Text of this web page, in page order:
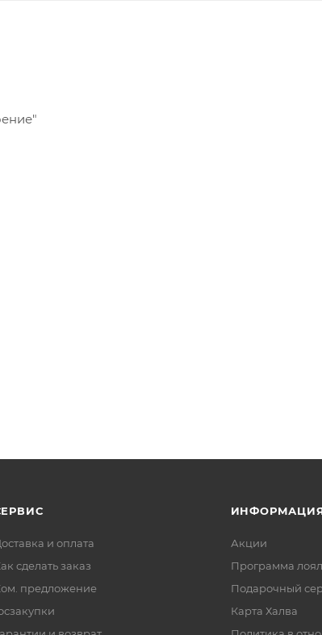
и оплата
сделать заказ
предложение
Акции
Программа
Подарочный
Карта Халва